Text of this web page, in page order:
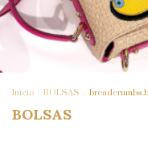
Início . BOLSAS .
BOLSAS